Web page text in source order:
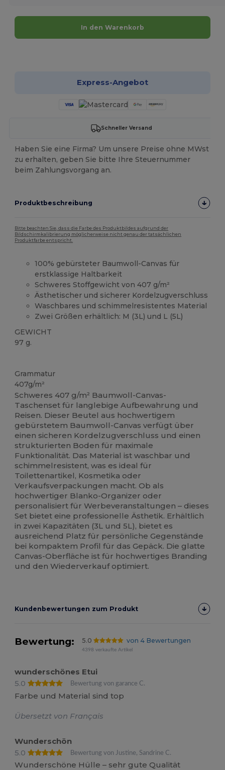
In den Warenkorb
Express-Angebot
Schneller Versand
Haben Sie eine Firma? Um unsere Preise ohne MWst
zu erhalten, geben Sie bitte Ihre Steuernummer
beim Zahlungsvorgang an.
Produktbeschreibung
Bitte beachten Sie, dass die Farbe des Produktbildes aufgrund der
Bildschirmkalibrierung möglicherweise nicht genau der tatsächlichen
Produktfarbe entspricht.
100% gebürsteter Baumwoll-Canvas für
erstklassige Haltbarkeit
Schweres Stoffgewicht von 407 g/m²
Ästhetischer und sicherer Kordelzugverschluss
Waschbares und schimmelresistentes Material
Zwei Größen erhältlich: M (3L) und L (5L)
GEWICHT
97 g.
Grammatur
407g/m²
Schweres 407 g/m² Baumwoll-Canvas-
Taschenset für langlebige Aufbewahrung und
Reisen. Dieser Beutel aus hochwertigem
gebürstetem Baumwoll-Canvas verfügt über
einen sicheren Kordelzugverschluss und einen
strukturierten Boden für maximale
Funktionalität. Das Material ist waschbar und
schimmelresistent, was es ideal für
Toilettenartikel, Kosmetika oder
Verkaufsverpackungen macht. Ob als
hochwertiger Blanko-Organizer oder
personalisiert für Werbeveranstaltungen – dieses
Set bietet eine professionelle Ästhetik. Erhältlich
in zwei Kapazitäten (3L und 5L), bietet es
ausreichend Platz für persönliche Gegenstände
bei kompaktem Profil für das Gepäck. Die glatte
Canvas-Oberfläche ist für hochwertiges Branding
und den Wiederverkauf optimiert.
Kundenbewertungen zum Produkt
Bewertung: 5.0 von 4 Bewertungen
4398 verkaufte Artikel
wunderschönes Etui
5.0
Bewertung von garance C.
Farbe und Material sind top
Übersetzt von Français
Wunderschön
5.0
Bewertung von Justine, Sandrine C.
Wunderschöne Hülle – sehr gute Qualität